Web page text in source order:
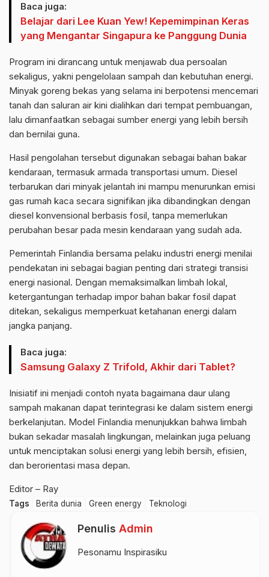
Baca juga:
Belajar dari Lee Kuan Yew! Kepemimpinan Keras
yang Mengantar Singapura ke Panggung Dunia
Program ini dirancang untuk menjawab dua persoalan
sekaligus, yakni pengelolaan sampah dan kebutuhan energi.
Minyak goreng bekas yang selama ini berpotensi mencemari
tanah dan saluran air kini dialihkan dari tempat pembuangan,
lalu dimanfaatkan sebagai sumber energi yang lebih bersih
dan bernilai guna.
Hasil pengolahan tersebut digunakan sebagai bahan bakar
kendaraan, termasuk armada transportasi umum. Diesel
terbarukan dari minyak jelantah ini mampu menurunkan emisi
gas rumah kaca secara signifikan jika dibandingkan dengan
diesel konvensional berbasis fosil, tanpa memerlukan
perubahan besar pada mesin kendaraan yang sudah ada.
Pemerintah Finlandia bersama pelaku industri energi menilai
pendekatan ini sebagai bagian penting dari strategi transisi
energi nasional. Dengan memaksimalkan limbah lokal,
ketergantungan terhadap impor bahan bakar fosil dapat
ditekan, sekaligus memperkuat ketahanan energi dalam
jangka panjang.
Baca juga:
Samsung Galaxy Z Trifold, Akhir dari Tablet?
Inisiatif ini menjadi contoh nyata bagaimana daur ulang
sampah makanan dapat terintegrasi ke dalam sistem energi
berkelanjutan. Model Finlandia menunjukkan bahwa limbah
bukan sekadar masalah lingkungan, melainkan juga peluang
untuk menciptakan solusi energi yang lebih bersih, efisien,
dan berorientasi masa depan.
Editor – Ray
Tags Berita dunia Green energy Teknologi
Penulis Admin
Pesonamu Inspirasiku